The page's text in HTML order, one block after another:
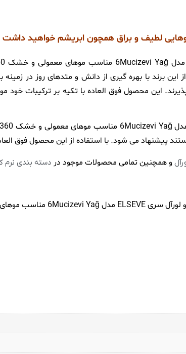
موهایی لطیف و براق همچون ابریشم خواهید داشت
برند با بهره گیری از دانش و متدهای روز در
این محصول فوق العاده با تکیه بر ترکیبات
پیشنهاد می شود. با استفاده از این محصول فوق
و همچنین تمامی محصولات موجود در دسته بندی نرم